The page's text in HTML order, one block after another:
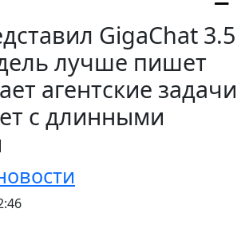
GigaChat 3.5
лучше пишет
агентские задачи
с длинными